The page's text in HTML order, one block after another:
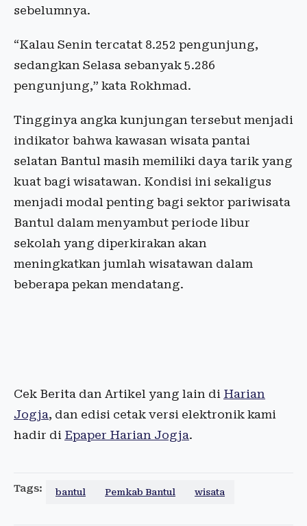
sebelumnya.
“Kalau Senin tercatat 8.252 pengunjung,
sedangkan Selasa sebanyak 5.286
pengunjung,” kata Rokhmad.
Tingginya angka kunjungan tersebut menjadi
indikator bahwa kawasan wisata pantai
selatan Bantul masih memiliki daya tarik yang
kuat bagi wisatawan. Kondisi ini sekaligus
menjadi modal penting bagi sektor pariwisata
Bantul dalam menyambut periode libur
sekolah yang diperkirakan akan
meningkatkan jumlah wisatawan dalam
beberapa pekan mendatang.
Cek Berita dan Artikel yang lain di Harian
Jogja, dan edisi cetak versi elektronik kami
hadir di Epaper Harian Jogja.
Tags: bantul Pemkab Bantul wisata